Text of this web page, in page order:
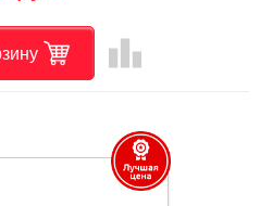
leaderboard